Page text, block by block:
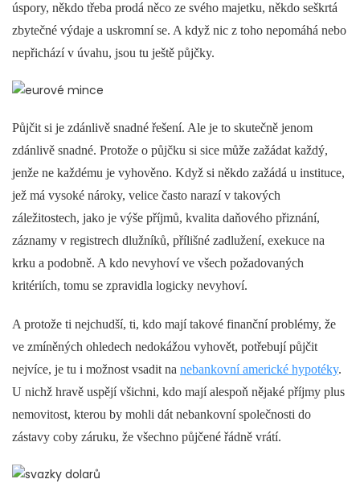
úspory, někdo třeba prodá něco ze svého majetku, někdo seškrtá
zbytečné výdaje a uskromní se. A když nic z toho nepomáhá nebo
nepřichází v úvahu, jsou tu ještě půjčky.
Půjčit si je zdánlivě snadné řešení. Ale je to skutečně jenom
zdánlivě snadné. Protože o půjčku si sice může zažádat každý,
jenže ne každému je vyhověno. Když si někdo zažádá u instituce,
jež má vysoké nároky, velice často narazí v takových
záležitostech, jako je výše příjmů, kvalita daňového přiznání,
záznamy v registrech dlužníků, přílišné zadlužení, exekuce na
krku a podobně. A kdo nevyhoví ve všech požadovaných
kritériích, tomu se zpravidla logicky nevyhoví.
A protože ti nejchudší, ti, kdo mají takové finanční problémy, že
ve zmíněných ohledech nedokážou vyhovět, potřebují půjčit
nejvíce, je tu i možnost vsadit na nebankovní americké hypotéky.
U nichž hravě uspějí všichni, kdo mají alespoň nějaké příjmy plus
nemovitost, kterou by mohli dát nebankovní společnosti do
zástavy coby záruku, že všechno půjčené řádně vrátí.